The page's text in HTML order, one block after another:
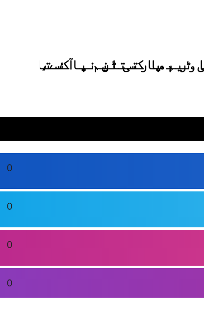
ٹیم پاکستان نہ آئے،
0
0
0
0